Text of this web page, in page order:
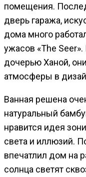
помещения.
дверь гаража,
дома много
ужасов «The
дочерью Ханой,
атмосферы в
Ванная решена
натуральный
нравится идея
света и иллюзий.
впечатлил дом на
солнца светят